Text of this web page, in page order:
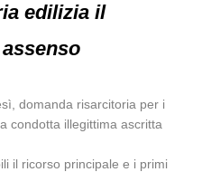
edilizia il
domanda risarcitoria per i
condotta illegittima ascritta
il ricorso principale e i primi